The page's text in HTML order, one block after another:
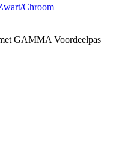
Chroom
GAMMA Voordeelpas